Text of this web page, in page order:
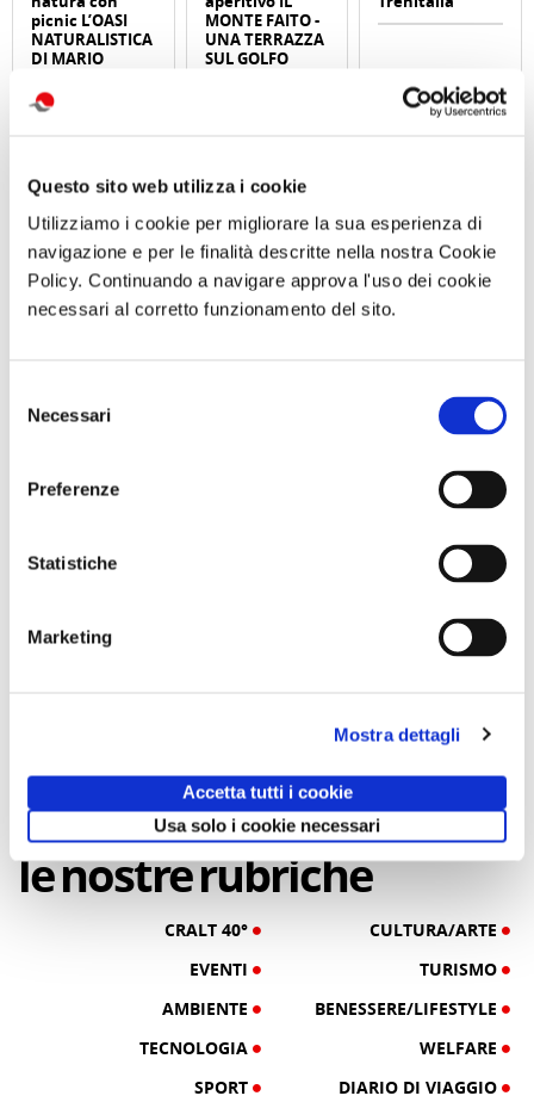
Questo sito web utilizza i cookie
Utilizziamo i cookie per migliorare la sua esperienza di
navigazione e per le finalità descritte nella nostra Cookie
Policy. Continuando a navigare approva l'uso dei cookie
necessari al corretto funzionamento del sito.
delNecessari
Preferenze
Statistiche
Marketing
Mostra dettagli
Accetta tutti i cookie
Usa solo i cookie necessari
picnic L’OASI
NATURALISTICA
DI MARIO
Settembre 2026
ore 10:00
Comunicato n. 96
Napoli, 03 Agosto
2026
MONTE FAITO -
UNA TERRAZZA
SUL GOLFO
Comunicato n. 98
Napoli, 04 Agosto
potrebbero interessarti
attività
03/09/25
Meeting delle famiglie
lenostrerubriche
CRALT 40°
CULTURA/ARTE
EVENTI
TURISMO
AMBIENTE
BENESSERE/LIFESTYLE
TECNOLOGIA
WELFARE
SPORT
DIARIO DI VIAGGIO